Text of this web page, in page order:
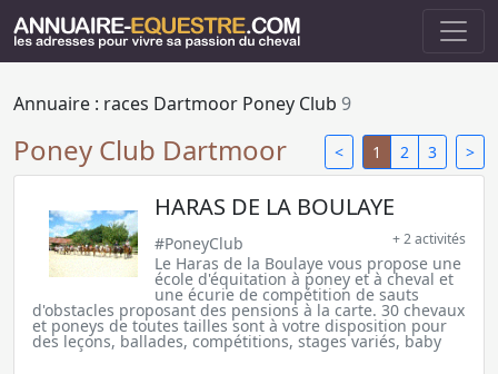
Annuaire : races Dartmoor Poney Club 9
< 1 2 3 >
Poney Club Dartmoor
HARAS DE LA BOULAYE
#PoneyClub + 2 activités
Le Haras de la Boulaye vous propose une
école d'équitation à poney et à cheval et
une écurie de compétition de sauts
d'obstacles proposant des pensions à la carte. 30 chevaux
et poneys de toutes tailles sont à votre disposition pour
des leçons, ballades, compétitions, stages variés, baby